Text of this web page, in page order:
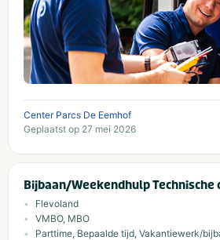
Center Parcs De Eemhof
Geplaatst op 27 mei 2026
Bijbaan/Weekendhulp Technische
Flevoland
VMBO, MBO
Parttime, Bepaalde tijd, Vakantiewerk/